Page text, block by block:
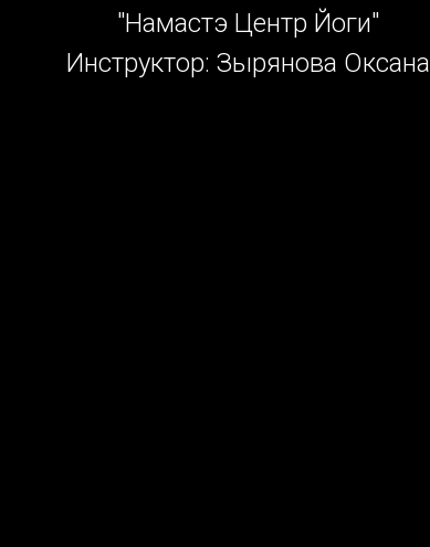
"Намастэ Центр Йоги"
Инструктор: Зырянова Оксана